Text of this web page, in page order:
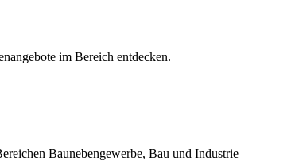
im Bereich entdecken.
Baunebengewerbe, Bau und Industrie